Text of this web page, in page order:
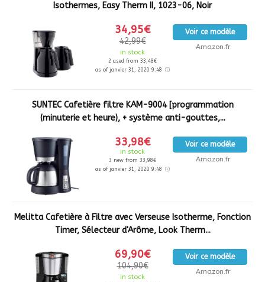
Isothermes, Easy Therm II, 1023-06, Noir
34,95€
42,99€
in stock
2 used from 33,48€
as of janvier 31, 2020 9:48
Voir ce modèle
Amazon.fr
SUNTEC Cafetière filtre KAM-9004 [programmation
(minuterie et heure), + système anti-gouttes,...
33,98€
in stock
3 new from 33,98€
as of janvier 31, 2020 9:48
Voir ce modèle
Amazon.fr
Melitta Cafetière à Filtre avec Verseuse Isotherme, Fonction
Timer, Sélecteur d'Arôme, Look Therm...
69,90€
104,90€
in stock
Voir ce modèle
Amazon.fr